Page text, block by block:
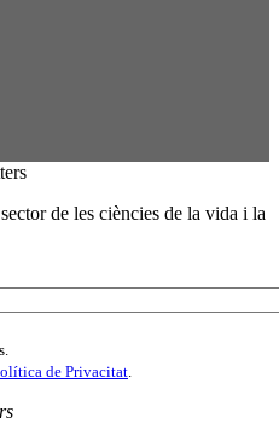
de les ciències de la vida i la
de Privacitat.